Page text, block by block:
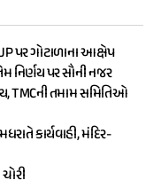
પર ગોટાળાના આક્ષેપ
નિર્ણય પર સૌની નજર
TMCની તમામ સમિતિઓ
કાર્યવાહી, મંદિર-